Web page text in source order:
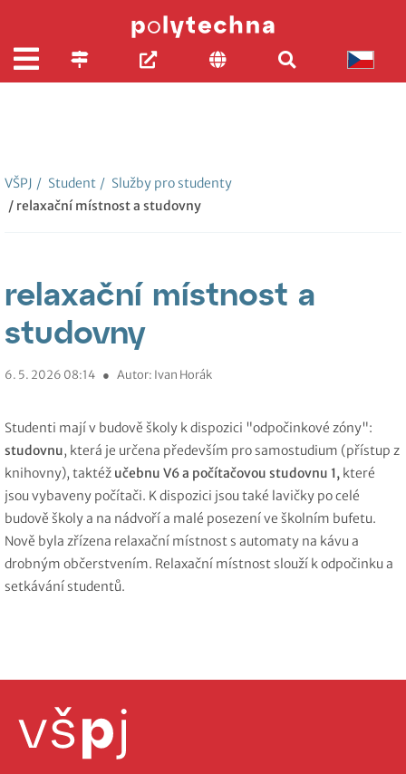
VŠPJ / Student / Služby pro studenty
/ relaxační místnost a studovny
relaxační místnost a
studovny
6. 5. 2026 08:14 ● Autor: Ivan Horák
Studenti mají v budově školy k dispozici "odpočinkové zóny":
studovnu, která je určena především pro samostudium (přístup z
knihovny), taktéž učebnu V6 a počítačovou studovnu 1, které
jsou vybaveny počítači. K dispozici jsou také lavičky po celé
budově školy a na nádvoří a malé posezení ve školním bufetu.
Nově byla zřízena relaxační místnost s automaty na kávu a
drobným občerstvením. Relaxační místnost slouží k odpočinku a
setkávání studentů.